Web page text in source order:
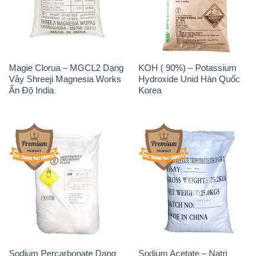
Magie Clorua – MGCL2 Dạng
Vảy Shreeji Magnesia Works
Ấn Độ India
KOH ( 90%) – Potassium
Hydroxide Unid Hàn Quốc
Korea
Sodium Percarbonate Dạng
Sodium Acetate – Natri